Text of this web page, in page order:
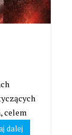
celem
dalej